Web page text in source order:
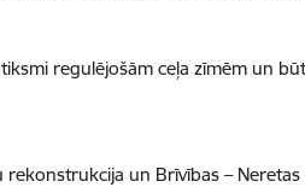
regulējošām ceļa zīmēm un
un Brīvības –